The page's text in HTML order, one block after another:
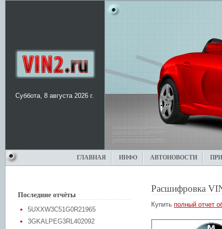
Суббота, 8 августа 2026 г.
ГЛАВНАЯ ИНФО АВТОНОВОСТИ
Последние отчёты
5UXXW3C51G0R21965
3GKALPEG3RL402092
Расшифровка
Купить полный отчет